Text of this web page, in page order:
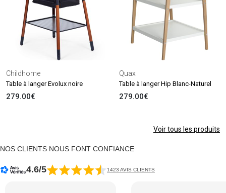
Childhome
Table à langer Evolux noire
279.00€
Quax
Table à langer Hip Blanc-Naturel
279.00€
Voir tous les produits
NOS CLIENTS NOUS FONT CONFIANCE
4.6/5 1423 AVIS CLIENTS